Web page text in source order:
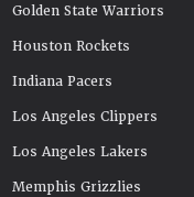
Golden State Warriors
Houston Rockets
Indiana Pacers
Los Angeles Clippers
Los Angeles Lakers
Memphis Grizzlies